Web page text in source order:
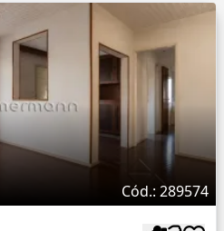
Cód.: 289574